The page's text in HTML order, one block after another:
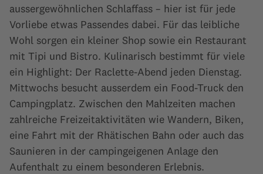
aussergewöhnlichen Schlaffass – hier ist für jede
Vorliebe etwas Passendes dabei. Für das leibliche
Wohl sorgen ein kleiner Shop sowie ein Restaurant
mit Tipi und Bistro. Kulinarisch bestimmt für viele
ein Highlight: Der Raclette-Abend jeden Dienstag.
Mittwochs besucht ausserdem ein Food-Truck den
Campingplatz. Zwischen den Mahlzeiten machen
zahlreiche Freizeitaktivitäten wie Wandern, Biken,
eine Fahrt mit der Rhätischen Bahn oder auch das
Saunieren in der campingeigenen Anlage den
Aufenthalt zu einem besonderen Erlebnis.